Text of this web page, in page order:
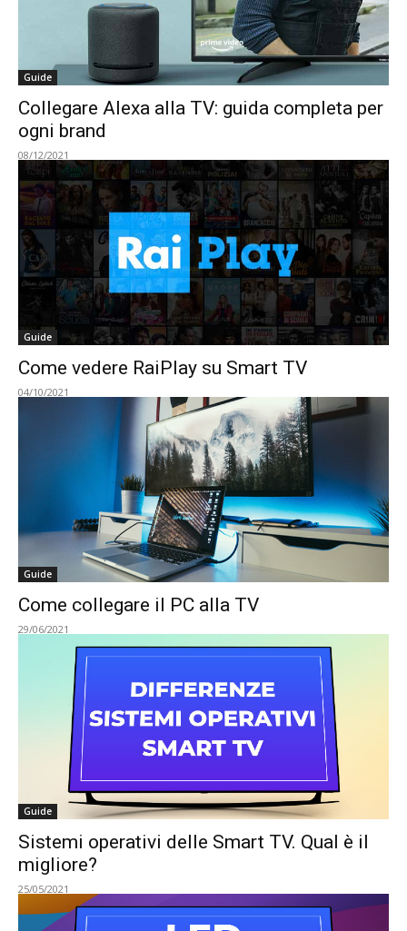
Guide
Collegare Alexa alla TV: guida completa per
ogni brand
08/12/2021
Guide
Come vedere RaiPlay su Smart TV
04/10/2021
Guide
Come collegare il PC alla TV
29/06/2021
Guide
Sistemi operativi delle Smart TV. Qual è il
migliore?
25/05/2021